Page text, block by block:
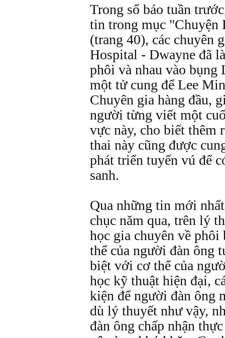
Trong số báo tuần
tin trong mục "Chuyện
(trang 40), các chuyên
Hospital - Dwayne đã
phôi và nhau vào
một tử cung để Lee
Chuyên gia hàng đầu,
người từng viết một
vực này, cho biết thêm
thai này cũng được
phát triển tuyến vú để
sanh.
Qua những tin mới
chục năm qua, trên lý
học gia chuyên về phôi
thể của người đàn ông
biệt với cơ thể của
học kỹ thuật hiện đại,
kiện để người đàn ông
dù lý thuyết như vậy,
đàn ông chấp nhận